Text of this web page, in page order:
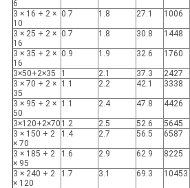
6
3 × 16 + 2 ×
10
0.7 1.8 27.1 1006
3 × 25 + 2 ×
16
0.7 1.8 30.8 1448
3 × 35 + 2 ×
16
0.9 1.9 32.6 1760
3×50+2×35 1 2.1 37.3 2427
3 × 70 + 2 ×
35
1.1 2.2 42.1 3338
3 × 95 + 2 ×
50
1.1 2.4 47.8 4426
3×120+2×70 1.2 2.5 52.6 5645
3 × 150 + 2
× 70
1.4 2.7 56.5 6587
3 × 185 + 2
× 95
1.6 2.9 62.9 8225
3 × 240 + 2
× 120
1.7 3.1 69.3 10453